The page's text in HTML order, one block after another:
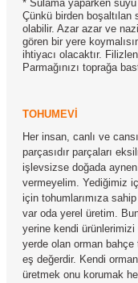
* Sulama yaparken
Çünkü birden boşaltılan
olabilir. Azar azar ve
gören bir yere
ihtiyacı olacaktır.
Parmağınızı toprağa
TOHUMEVİ
Her insan, canlı ve
parçasıdır parçaları
işlevsizse doğada
vermeyelim. Yediğimiz
için tohumlarımıza
var oda yerel üretim.
yerine kendi ürünlerimizi
yerde olan orman bahçe
eş değerdir. Kendi
üretmek onu korumak